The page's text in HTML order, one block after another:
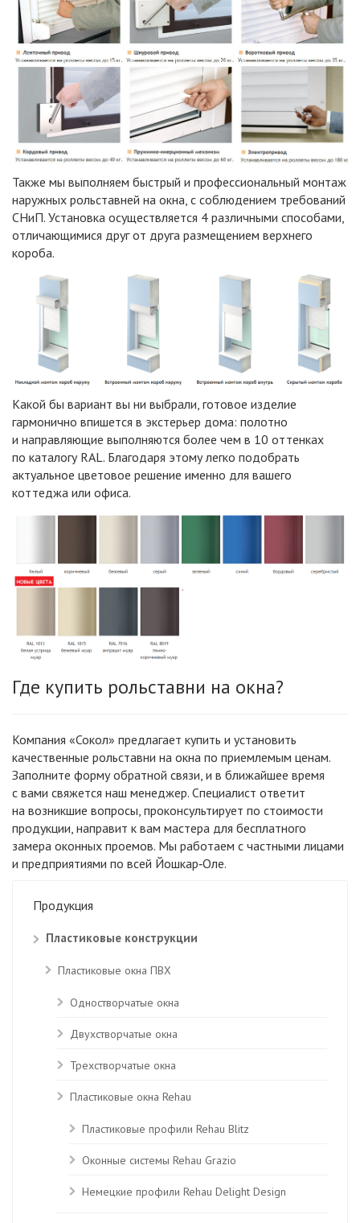
Также мы выполняем быстрый и профессиональный монтаж
наружных рольставней на окна, с соблюдением требований
СНиП. Установка осуществляется 4 различными способами,
отличающимися друг от друга размещением верхнего
короба.
Какой бы вариант вы ни выбрали, готовое изделие
гармонично впишется в экстерьер дома: полотно
и направляющие выполняются более чем в 10 оттенках
по каталогу RAL. Благодаря этому легко подобрать
актуальное цветовое решение именно для вашего
коттеджа или офиса.
Где купить рольставни на окна?
Компания «Сокол» предлагает купить и установить
качественные рольставни на окна по приемлемым ценам.
Заполните форму обратной связи, и в ближайшее время
с вами свяжется наш менеджер. Специалист ответит
на возникшие вопросы, проконсультирует по стоимости
продукции, направит к вам мастера для бесплатного
замера оконных проемов. Мы работаем с частными лицами
и предприятиями по всей Йошкар‑Оле.
Продукция
Пластиковые конструкции
Пластиковые окна ПВХ
Одностворчатые окна
Двухстворчатые окна
Трехстворчатые окна
Пластиковые окна Rehau
Пластиковые профили Rehau Blitz
Оконные системы Rehau Grazio
Немецкие профили Rehau Delight Design